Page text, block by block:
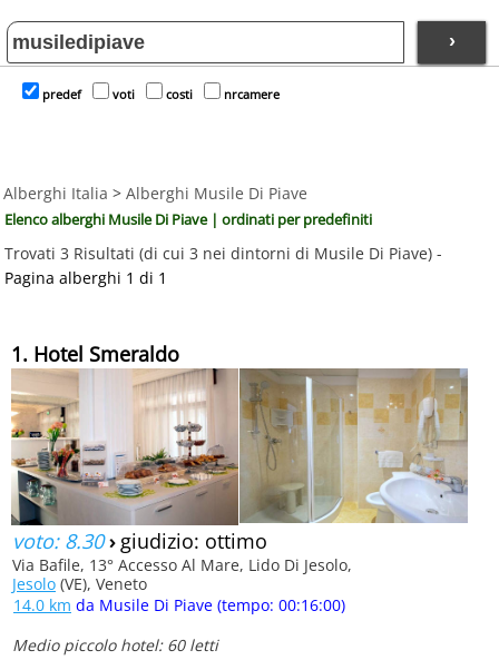
›
predef voti costi nrcamere
Alberghi Italia > Alberghi Musile Di Piave
Elenco alberghi Musile Di Piave | ordinati per predefiniti
Trovati 3 Risultati (di cui 3 nei dintorni di Musile Di Piave) -
Pagina alberghi 1 di 1
1. Hotel Smeraldo
voto: 8.30› giudizio: ottimo
Via Bafile, 13° Accesso Al Mare, Lido Di Jesolo,
Jesolo (VE), Veneto
14.0 km da Musile Di Piave (tempo: 00:16:00)
Medio piccolo hotel: 60 letti